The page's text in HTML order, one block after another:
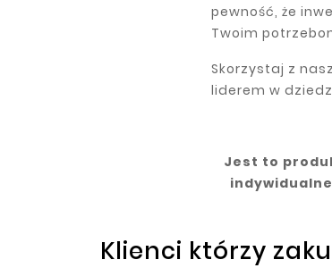
pewność, że
Twoim
Skorzystaj z
liderem w
Jest to
Klienci którzy